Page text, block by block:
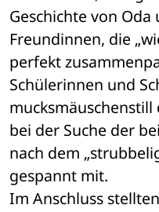
Geschichte von Oda
Freundinnen, die
perfekt
Schülerinnen und
bei der Suche der
nach dem
gespannt mit.
Im Anschluss